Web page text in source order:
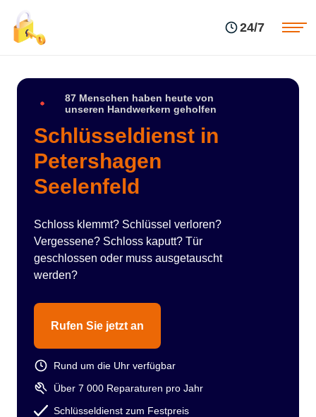
24/7
87 Menschen haben heute von
unseren Handwerkern geholfen
Schlüsseldienst in
Petershagen
Seelenfeld
Schloss klemmt? Schlüssel verloren?
Vergessene? Schloss kaputt? Tür
geschlossen oder muss ausgetauscht
werden?
Rufen Sie jetzt an
Rund um die Uhr verfügbar
Über 7 000 Reparaturen pro Jahr
Schlüsseldienst zum Festpreis